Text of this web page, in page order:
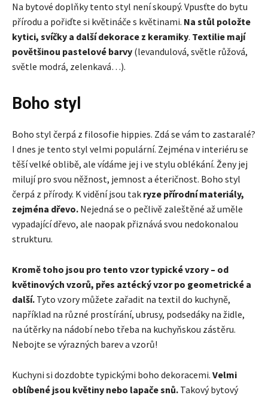
Na bytové doplňky tento styl není skoupý. Vpusťte do bytu
přírodu a pořiďte si květináče s květinami. Na stůl položte
kytici, svíčky a další dekorace z keramiky. Textilie mají
povětšinou pastelové barvy (levandulová, světle růžová,
světle modrá, zelenkavá…).
Boho styl
Boho styl čerpá z filosofie hippies. Zdá se vám to zastaralé?
I dnes je tento styl velmi populární. Zejména v interiéru se
těší velké oblibě, ale vídáme jej i ve stylu oblékání. Ženy jej
milují pro svou něžnost, jemnost a éteričnost. Boho styl
čerpá z přírody. K vidění jsou tak ryze přírodní materiály,
zejména dřevo. Nejedná se o pečlivě zaleštěné až uměle
vypadající dřevo, ale naopak přiznává svou nedokonalou
strukturu.
Kromě toho jsou pro tento vzor typické vzory – od
květinových vzorů, přes aztécký vzor po geometrické a
další. Tyto vzory můžete zařadit na textil do kuchyně,
například na různé prostírání, ubrusy, podsedáky na židle,
na útěrky na nádobí nebo třeba na kuchyňskou zástěru.
Nebojte se výrazných barev a vzorů!
Kuchyni si dozdobte typickými boho dekoracemi. Velmi
oblíbené jsou květiny nebo lapače snů. Takový bytový